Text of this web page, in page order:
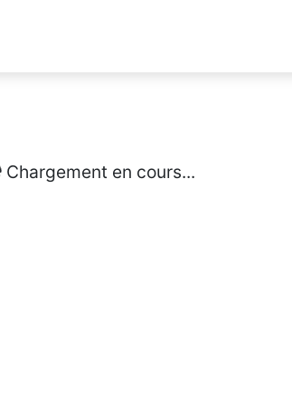
Chargement en cours...